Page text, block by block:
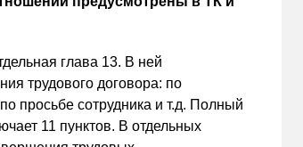
глава 13. В ней
трудового договора: по
просьбе сотрудника и т.д. Полный
11 пунктов. В отдельных